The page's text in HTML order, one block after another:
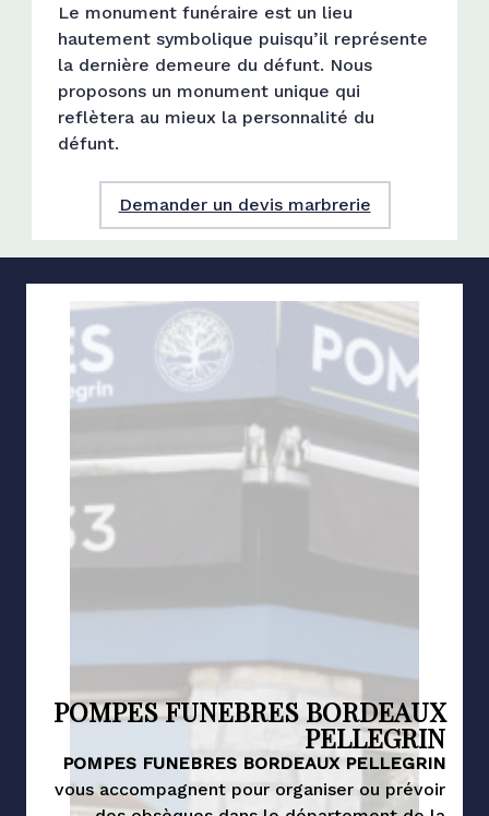
Le monument funéraire est un lieu
hautement symbolique puisqu’il représente
la dernière demeure du défunt. Nous
proposons un monument unique qui
reflètera au mieux la personnalité du
défunt.
Demander un devis marbrerie
POMPES FUNEBRES BORDEAUX
PELLEGRIN
POMPES FUNEBRES BORDEAUX PELLEGRIN
vous accompagnent pour organiser ou prévoir